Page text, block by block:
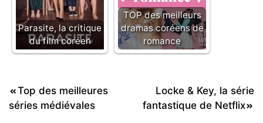
Parasite, la critique
du film coréen
TOP des meilleurs
dramas coréens de
romance
Navigation
de
Top des meilleures
séries médiévales
Locke & Key, la série
fantastique de Netflix